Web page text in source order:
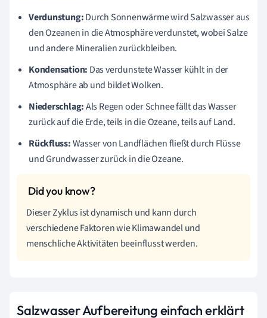
Verdunstung:Durch Sonnenwärme wird Salzwasser aus
den Ozeanen in die Atmosphäre verdunstet, wobei Salze
und andere Mineralien zurückbleiben.
Kondensation: Das verdunstete Wasser kühlt in der
Atmosphäre ab und bildet Wolken.
Niederschlag:Als Regen oder Schnee fällt das Wasser
zurück auf die Erde, teils in die Ozeane, teils auf Land.
Rückfluss:Wasser von Landflächen fließt durch Flüsse
und Grundwasser zurück in die Ozeane.
Dieser Zyklus ist dynamisch und kann durch
verschiedene Faktoren wie Klimawandel und
menschliche Aktivitäten beeinflusst werden.
Salzwasser Aufbereitung einfach erklärt